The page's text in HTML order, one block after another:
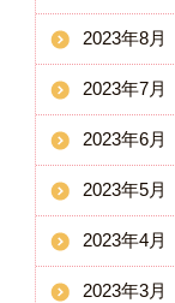
2023年8月
2023年7月
2023年6月
2023年5月
2023年4月
2023年3月